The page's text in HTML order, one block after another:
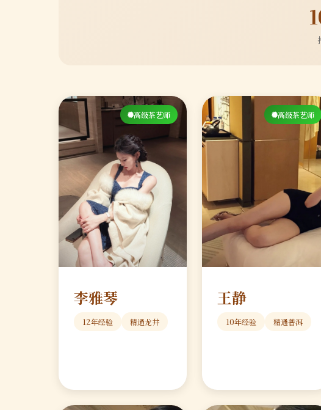
高级茶艺师
李雅琴
12年经验 精通龙井
高级茶艺师
王静
10年经验 精通普洱